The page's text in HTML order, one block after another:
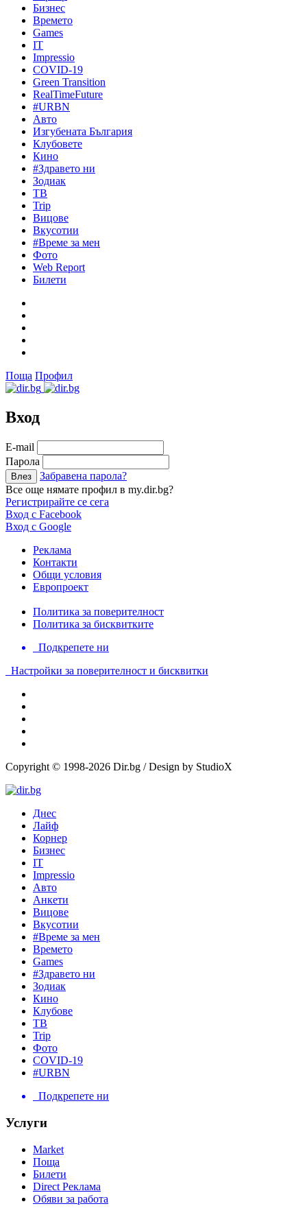
Бизнес
Времето
Games
IT
Impressio
COVID-19
Green Transition
RealTimeFuture
#URBN
Авто
Изгубената България
Клубовете
Кино
#Здравето ни
Зодиак
ТВ
Trip
Вицове
Вкусотии
#Време за мен
Фото
Web Report
Билети
Поща Профил
Вход
Е-mail
Парола
Забравена парола?
Все още нямате профил в my.dir.bg?
Регистрирайте се сега
Вход с Facebook
Вход с Google
Реклама
Контакти
Общи условия
Европроект
Политика за поверителност
Политика за бисквитките
Подкрепете ни
Настройки за поверителност и бисквитки
Copyright © 1998-2026 Dir.bg / Design by StudioX
Днес
Лайф
Корнер
Бизнес
IT
Impressio
Авто
Анкети
Вицове
Вкусотии
#Време за мен
Времето
Games
#Здравето ни
Зодиак
Кино
Клубове
ТВ
Trip
Фото
COVID-19
#URBN
Подкрепете ни
Услуги
Market
Поща
Билети
Direct Реклама
Обяви за работа